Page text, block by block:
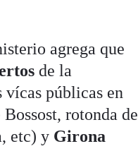
agrega que
de la
públicas en
rotonda de
etc) y Girona